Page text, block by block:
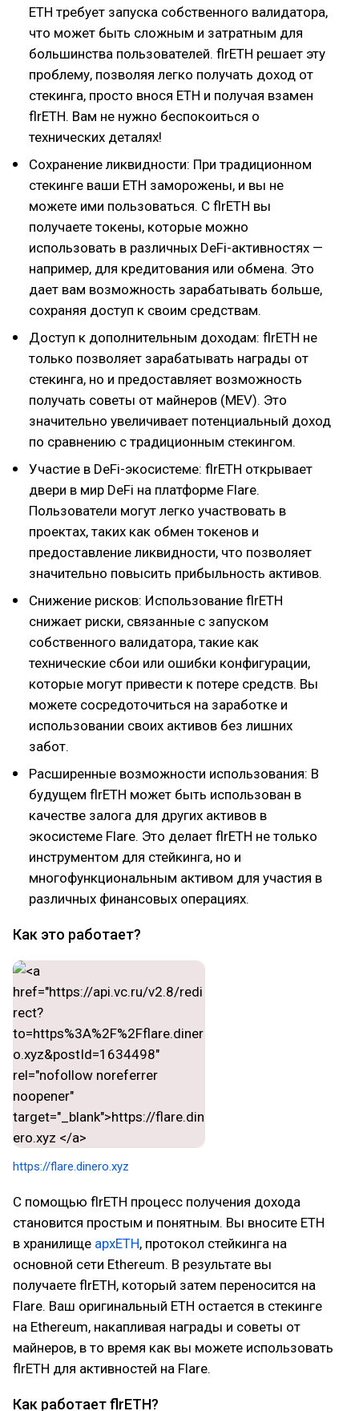
ETH требует запуска собственного валидатора,
что может быть сложным и затратным для
большинства пользователей. flrETH решает эту
проблему, позволяя легко получать доход от
стекинга, просто внося ETH и получая взамен
flrETH. Вам не нужно беспокоиться о
технических деталях!
Сохранение ликвидности: При традиционном
стекинге ваши ETH заморожены, и вы не
можете ими пользоваться. С flrETH вы
получаете токены, которые можно
использовать в различных DeFi-активностях —
например, для кредитования или обмена. Это
дает вам возможность зарабатывать больше,
сохраняя доступ к своим средствам.
Доступ к дополнительным доходам: flrETH не
только позволяет зарабатывать награды от
стекинга, но и предоставляет возможность
получать советы от майнеров (MEV). Это
значительно увеличивает потенциальный доход
по сравнению с традиционным стекингом.
Участие в DeFi-экосистеме: flrETH открывает
двери в мир DeFi на платформе Flare.
Пользователи могут легко участвовать в
проектах, таких как обмен токенов и
предоставление ликвидности, что позволяет
значительно повысить прибыльность активов.
Снижение рисков: Использование flrETH
снижает риски, связанные с запуском
собственного валидатора, такие как
технические сбои или ошибки конфигурации,
которые могут привести к потере средств. Вы
можете сосредоточиться на заработке и
использовании своих активов без лишних
забот.
Расширенные возможности использования: В
будущем flrETH может быть использован в
качестве залога для других активов в
экосистеме Flare. Это делает flrETH не только
инструментом для стейкинга, но и
многофункциональным активом для участия в
различных финансовых операциях.
Как это работает?
https://flare.dinero.xyz
С помощью flrETH процесс получения дохода
становится простым и понятным. Вы вносите ETH
в хранилище apxETH, протокол стейкинга на
основной сети Ethereum. В результате вы
получаете flrETH, который затем переносится на
Flare. Ваш оригинальный ETH остается в стекинге
на Ethereum, накапливая награды и советы от
майнеров, в то время как вы можете использовать
flrETH для активностей на Flare.
Как работает flrETH?